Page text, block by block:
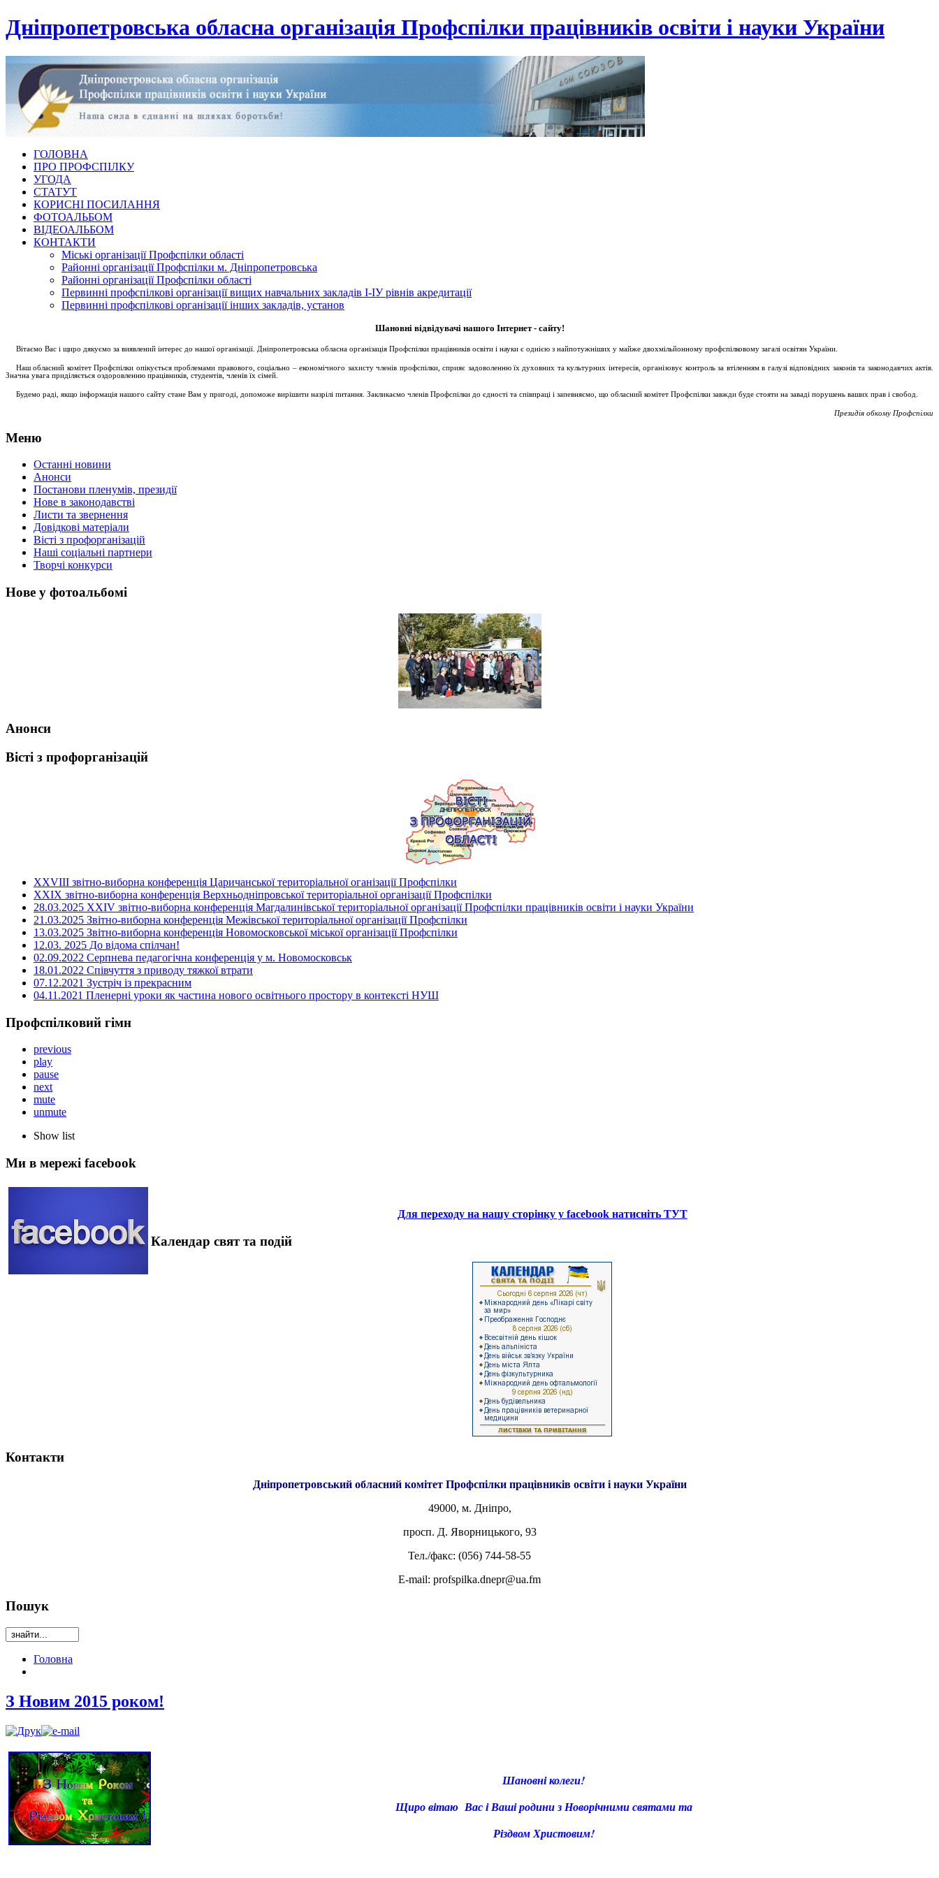
Дніпропетровська обласна організація Профспілки працівників освіти і науки України
ГОЛОВНА
ПРО ПРОФСПІЛКУ
УГОДА
СТАТУТ
КОРИСНІ ПОСИЛАННЯ
ФОТОАЛЬБОМ
ВІДЕОАЛЬБОМ
КОНТАКТИ
Міські організації Профспілки області
Районні організації Профспілки м. Дніпропетровська
Районні організації Профспілки області
Первинні профспілкові організації вищих навчальних закладів І-ІУ рівнів акредитації
Первинні профспілкові організації інших закладів, установ
Шановні відвідувачі нашого Інтернет - сайту!
Вітаємо Вас і щиро дякуємо за виявлений інтерес до нашої організації. Дніпропетровська обласна організація Профспілки працівників освіти і науки є однією з найпотужніших у майже двохмільйонному профспілковому загалі освітян України.
Наш обласний комітет Профспілки опікується проблемами правового, соціально – економічного захисту членів профспілки, сприяє задоволенню їх духовних та культурних інтересів, організовує контроль за втіленням в галузі відповідних законів та законодавчих актів.
Значна увага приділяється оздоровленню працівників, студентів, членів їх сімей.
Будемо раді, якщо інформація нашого сайту стане Вам у пригоді, допоможе вирішити назрілі питання. Закликаємо членів Профспілки до єдності та співпраці і запевняємо, що обласний комітет Профспілки завжди буде стояти на заваді порушень ваших прав і свобод.
Президія обкому Профспілки
Меню
Останні новини
Анонси
Постанови пленумів, президії
Нове в законодавстві
Листи та звернення
Довідкові матеріали
Вісті з профорганізацій
Наші соціальні партнери
Творчі конкурси
Нове у фотоальбомі
Анонси
Вісті з профорганізацій
ХХVIII звітно-виборна конференція Царичанської територіальної оганізації Профспілки
XXIX звітно-виборна конференція Верхньодніпровської територіальної організації Профспілки
28.03.2025 ХХІV звітно-виборна конференція Магдалинівської територіальної організації Профспілки працівників освіти і науки України
21.03.2025 Звітно-виборна конференція Межівської територіальної організації Профспілки
13.03.2025 Звітно-виборна конференція Новомосковської міської організації Профспілки
12.03. 2025 До відома спілчан!
02.09.2022 Серпнева педагогічна конференція у м. Новомосковськ
18.01.2022 Співчуття з приводу тяжкої втрати
07.12.2021 Зустріч із прекрасним
04.11.2021 Пленерні уроки як частина нового освітнього простору в контексті НУШ
Профспілковий гімн
previous
play
pause
next
mute
unmute
Show list
Ми в мережі facebook
Для переходу на нашу сторінку у facebook натисніть ТУТ
Календар свят та подій
Контакти
Дніпропетровський обласний комітет Профспілки працівників освіти і науки України
49000, м. Дніпро,
просп. Д. Яворницького, 93
Тел./факс: (056) 744-58-55
E-mail: profspilka.dnepr@ua.fm
Пошук
Головна
З Новим 2015 роком!
Шановні колеги!
Щиро вітаю Вас і Ваші родини з Новорічними святами та
Різдвом Христовим!